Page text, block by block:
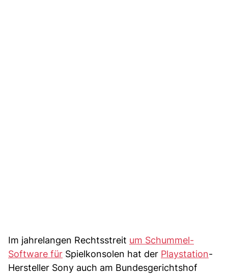
Im jahrelangen Rechtsstreit um Schummel-
Software für Spielkonsolen hat der Playstation-
Hersteller Sony auch am Bundesgerichtshof